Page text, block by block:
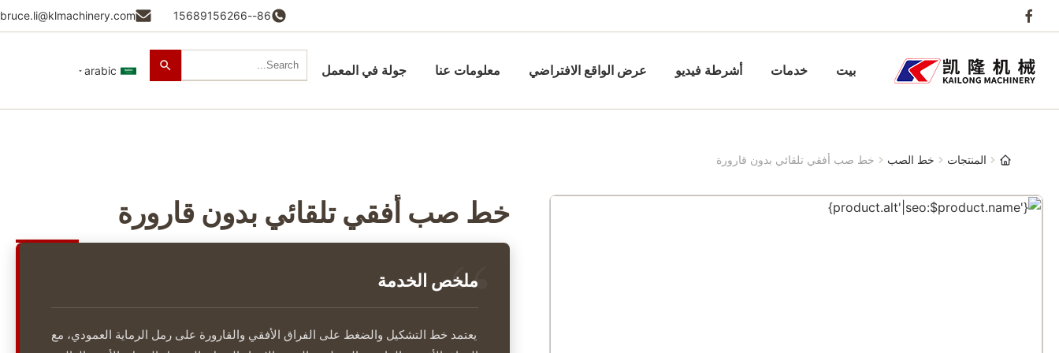
86--15689156266
bruce.li@klmachinery.com
بيت خدمات أشرطة فيديو عرض الواقع الافتراضي معلومات عنا جولة في المعمل arabic
المنتجات خط الصب خط صب أفقي تلقائي بدون قارورة
خط صب أفقي تلقائي بدون قارورة
ملخص الخدمة
يعتمد خط التشكيل والضغط على الفراق الأفقي والقارورة على رمل الرماية العمودي، مع